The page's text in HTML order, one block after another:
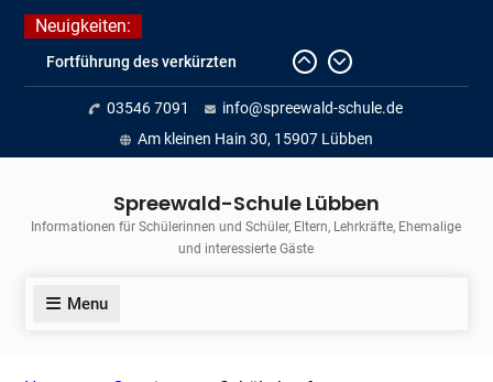
Skip
content
Neuigkeiten:
Fortführung des verkürzten
Unterrichts aufgrund der hohen
Temperaturen (22.06. bis
voraussichtlich zum 26.06.2026)
Journalismus hautnah
Insellauf 2026
03546 7091
info@spreewald-schule.de
Am kleinen Hain 30, 15907 Lübben
Spreewald-Schule Lübben
Informationen für Schülerinnen und Schüler, Eltern, Lehrkräfte, Ehemalige
und interessierte Gäste
Menu